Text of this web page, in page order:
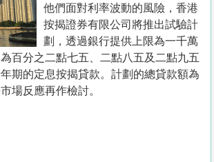
他們面對利率波動的風險，香港
按揭證券有限公司將推出試驗計
劃，透過銀行提供上限為一千萬
百分之二點七五、二點八五及二點九五
期的定息按揭貸款。計劃的總貸款額為
場反應再作檢討。